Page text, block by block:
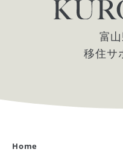
富
移住サ
Home